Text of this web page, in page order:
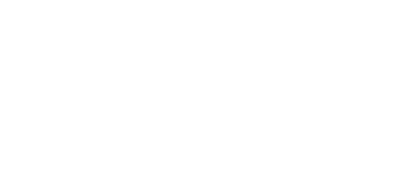
melyek alapján rangsorolunk. Tartsuk észben, hogy ez
az összes létező strandot Hawaiin és pontozzuk a víz
között tehát nem szerepel a jegyzetfüzet, csak a
egy kis naptej.